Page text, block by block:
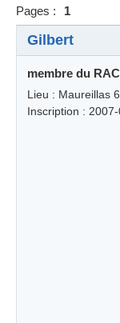
Pages : 1
Gilbert
membre du
Lieu : Maureillas
Inscription : 2007-